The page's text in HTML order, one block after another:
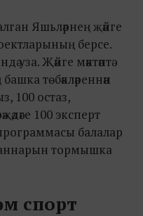
Яшьләрнең җәйге
берсе.
уза. Җәйге мәктәптә
төбәкләреннән
100 остаз,
100 эксперт
балалар
тормышка
спорт